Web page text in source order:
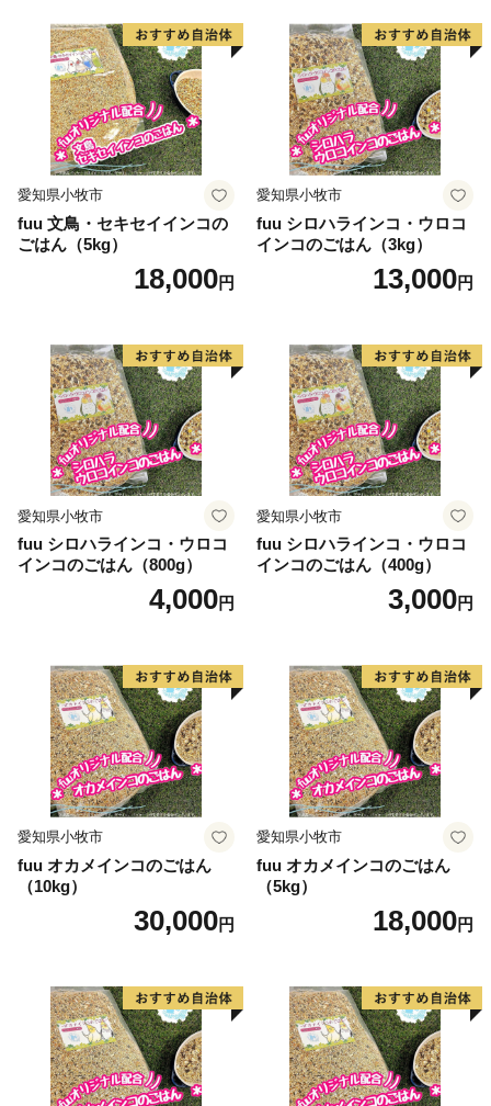
が少ないと思われがちな北海道ですが、道内にはアイヌ
の人々によって保存・伝承されてきた古式舞踊や本州か
らの移住者によって伝えられた民俗芸能や祭りなど、特
有の歴史・文化が数多く残っています。
こうした本道ならではの独自性とその魅力を活かしなが
ら、幅広い方々と力を合わせて、「輝きつづける北海
道」を目指した取組を進めておりますので、ふるさと納
税を通じて北海道を応援していただけますようお願いい
愛知県小牧市
fuu 文鳥・セキセイインコの
ごはん（5kg）
18,000円
愛知県小牧市
fuu シロハラインコ・ウロコ
インコのごはん（3kg）
13,000円
愛知県小牧市
fuu シロハラインコ・ウロコ
インコのごはん（800g）
4,000円
愛知県小牧市
fuu シロハラインコ・ウロコ
インコのごはん（400g）
3,000円
愛知県小牧市
fuu オカメインコのごはん
（10kg）
30,000円
愛知県小牧市
fuu オカメインコのごはん
（5kg）
18,000円